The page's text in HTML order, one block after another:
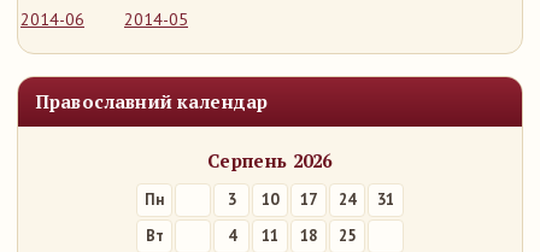
2014-06 2014-05
Православний календар
Серпень 2026
Пн 3 10 17 24
31
Вт
4 11 18
25